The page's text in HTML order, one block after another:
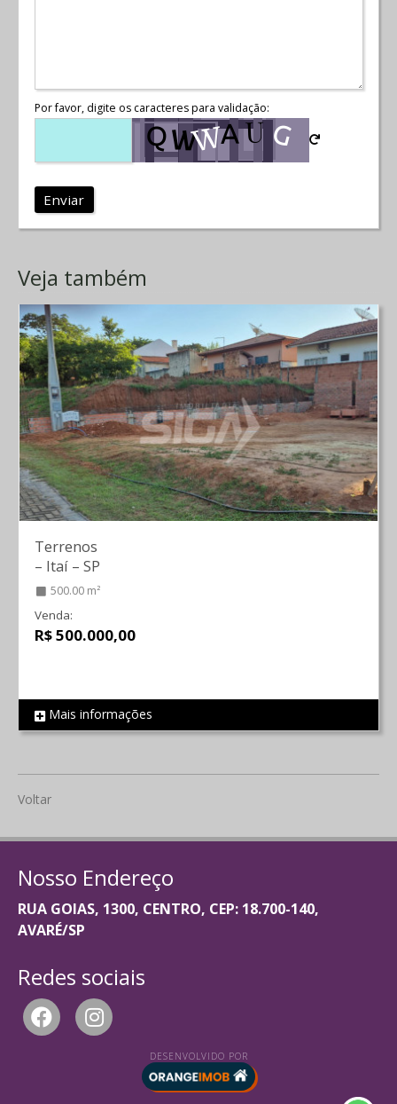
Por favor, digite os caracteres para validação:
Enviar
Veja também
REF 2198
Terrenos
– Itaí – SP
500.00 m²
Venda:
R$ 500.000,00
Mais informações
Voltar
Nosso Endereço
RUA GOIAS, 1300, CENTRO, CEP: 18.700-140,
AVARÉ/SP
Redes sociais
DESENVOLVIDO POR